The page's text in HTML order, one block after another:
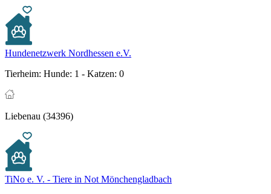
Hundenetzwerk Nordhessen e.V.
Tierheim: Hunde: 1 - Katzen: 0
Liebenau (34396)
TiNo e. V. - Tiere in Not Mönchengladbach